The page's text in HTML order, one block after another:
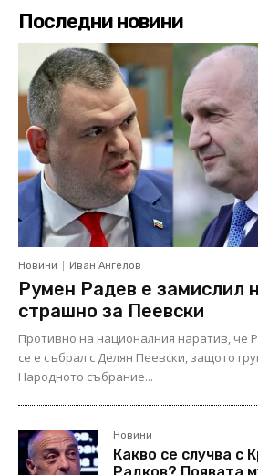
Последни новини
Новини Иван Ангелов
Румен Радев е замислил
страшно за Пеевски
Противно на националния наратив, че
се е събрал с Делян Пеевски, защото
Народното събрание...
Новини
Какво се случва с